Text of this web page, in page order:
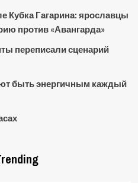
Кубка Гагарина: ярославцы
против «Авангарда»
переписали сценарий
быть энергичным каждый